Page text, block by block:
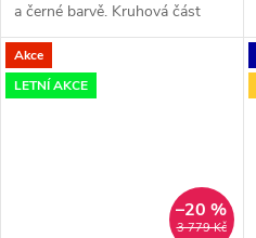
a černé barvě. Kruhová část
svítidla je zavěšena na tři
samostatná lanka. Je možno ji
naklopit nebo upravit výšku....
Akce
LETNÍ AKCE
3 779 Kč
–20 %